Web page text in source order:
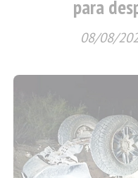
para
08/08/